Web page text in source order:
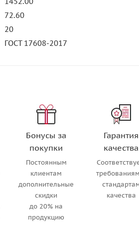
72.60
20
ГОСТ 17608-2017
Бонусы за
покупки
Постоянным
клиентам
дополнительные
скидки
до 20% на
продукцию
Гарантия
качества
качества